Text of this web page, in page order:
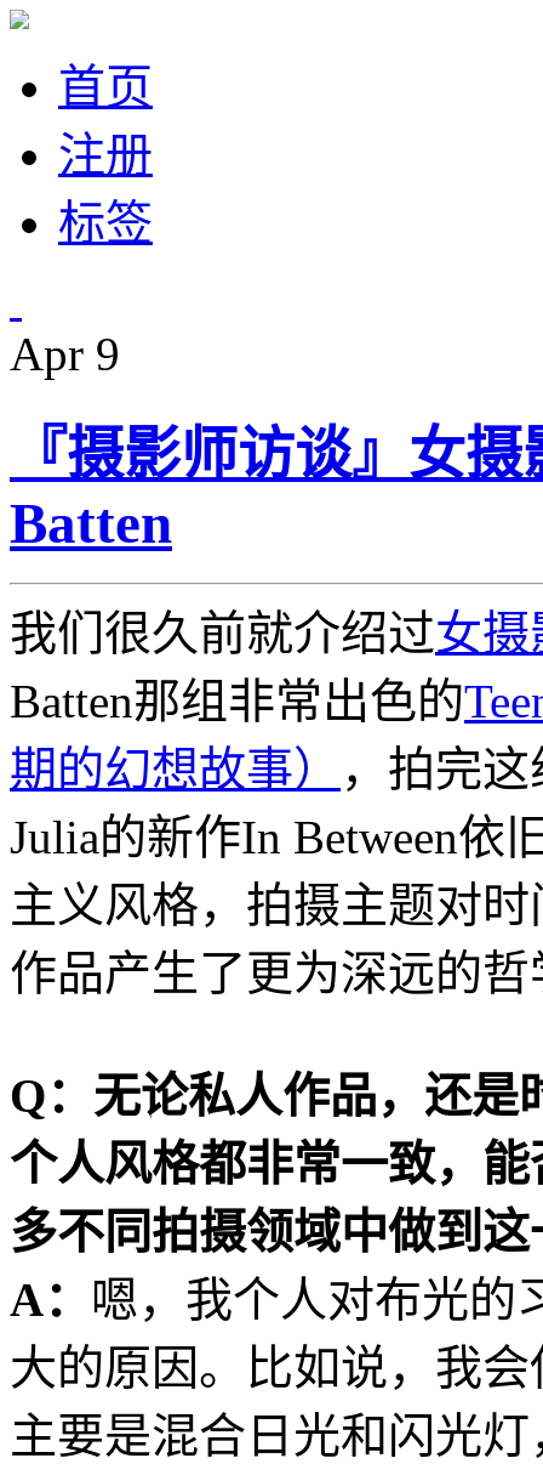
首页
注册
标签
Apr 9
『摄影师访谈』女
Batten
我们很久前就介绍过女摄
Batten那组非常出色的
期的幻想故事）
，拍完
Julia的新作In Between依
主义风格，拍摄主题对
作品产生了更为深远的
Q：无论私人作品，还是
个人风格都非常一致，
多不同拍摄领域中做到
A： 嗯，我个人对布光的
大的原因。比如说，我
主要是混合日光和闪光